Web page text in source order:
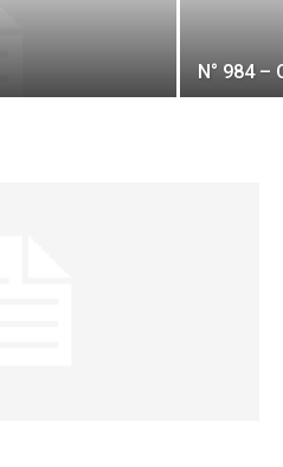
N° 984 –